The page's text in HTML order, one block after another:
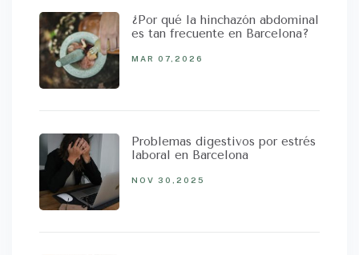
¿Por qué la hinchazón abdominal
es tan frecuente en Barcelona?
MAR 07,2026
Problemas digestivos por estrés
laboral en Barcelona
NOV 30,2025